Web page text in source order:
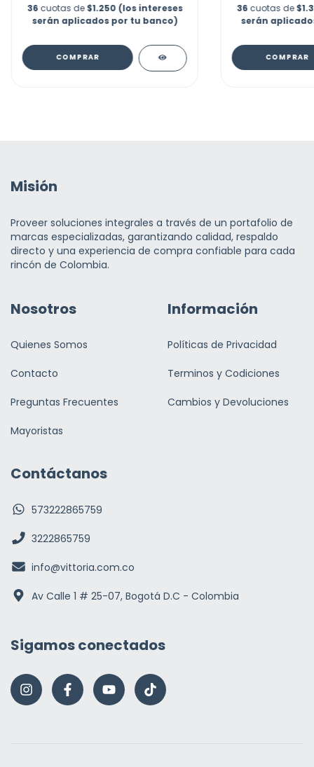
36 cuotas de$1.250 (los intereses
serán aplicados por tu banco)
COMPRAR
36 cuotas de
serán
COMPRAR
Misión
Proveer soluciones integrales a través de un portafolio de
marcas especializadas, garantizando calidad, respaldo
directo y una experiencia de compra confiable para cada
rincón de Colombia.
Nosotros
Quienes Somos
Contacto
Preguntas Frecuentes
Mayoristas
Información
Políticas de Privacidad
Terminos y Codiciones
Cambios y Devoluciones
Contáctanos
573222865759
3222865759
info@vittoria.com.co
Av Calle 1 # 25-07, Bogotá D.C - Colombia
Sigamos conectados